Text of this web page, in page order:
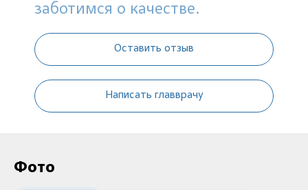
заботимся о качестве.
Оставить отзыв
Написать главврачу
Фото